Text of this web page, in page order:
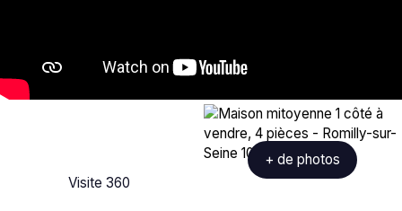
Visite 360
+ de photos